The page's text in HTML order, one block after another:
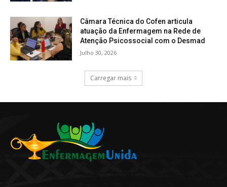
Câmara Técnica do Cofen articula
atuação da Enfermagem na Rede de
Atenção Psicossocial com o Desmad
Julho 30, 2026
Carregar mais